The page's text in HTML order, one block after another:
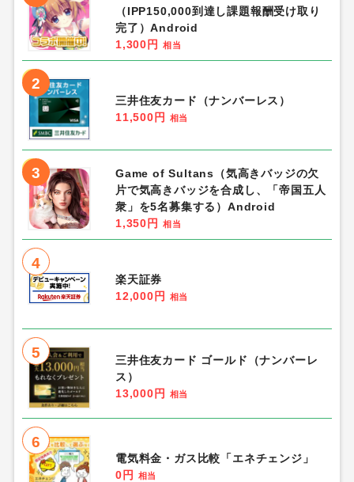
（IPP150,000到達し課題報酬受け取り
完了）Android
1,300円
相当
2
三井住友カード（ナンバーレス）
11,500円
相当
3
Game of Sultans（気高きバッジの欠
片で気高きバッジを合成し、「帝国五人
衆」を5名募集する）Android
1,350円
相当
4
楽天証券
12,000円
相当
5
三井住友カード ゴールド（ナンバーレ
ス）
13,000円
相当
6
電気料金・ガス比較「エネチェンジ」
0円
相当